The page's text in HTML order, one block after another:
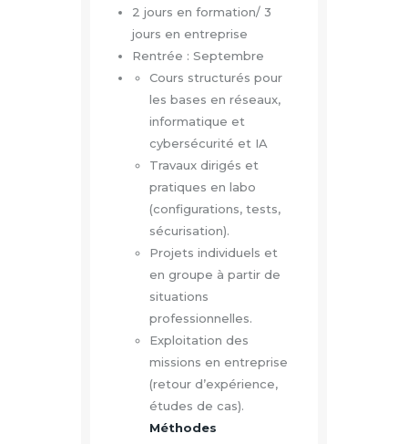
2 jours en formation/ 3
jours en entreprise
Rentrée : Septembre
Cours structurés pour
les bases en réseaux,
informatique et
cybersécurité et IA
Travaux dirigés et
pratiques en labo
(configurations, tests,
sécurisation).
Projets individuels et
en groupe à partir de
situations
professionnelles.
Exploitation des
missions en entreprise
(retour d’expérience,
études de cas).
Méthodes